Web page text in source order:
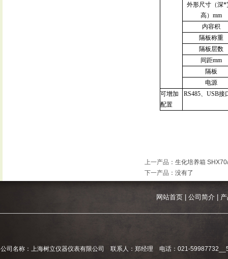
外形尺寸（深*
高） mm
内容积
隔板称重
隔板层数
间距mm
隔板
电源
可增加
配置
RS485、 USB接
上一产品 ： 生化培养箱
下一产品 ：没有了
网站首页| 公司简介|
公司名称：上海树立仪器仪表有限公司 联系人：郑经理 电话：021-